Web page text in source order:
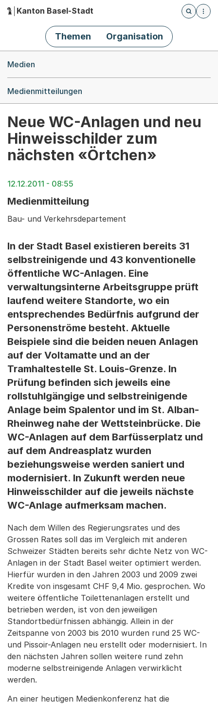
Hauptnavigation
Kanton Basel-Stadt
Öffnet
Themen Organisation
Medien
Medienmitteilungen
Neue WC-Anlagen und neu
Hinweisschilder zum
nächsten «Örtchen»
12.12.2011 - 08:55
Medienmitteilung
Bau- und Verkehrsdepartement
In der Stadt Basel existieren bereits 31
selbstreinigende und 43 konventionelle
öffentliche WC-Anlagen. Eine
verwaltungsinterne Arbeitsgruppe prüft
laufend weitere Standorte, wo ein
entsprechendes Bedürfnis aufgrund der
Personenströme besteht. Aktuelle
Beispiele sind die beiden neuen Anlagen
auf der Voltamatte und an der
Tramhaltestelle St. Louis-Grenze. In
Prüfung befinden sich jeweils eine
rollstuhlgängige und selbstreinigende
Anlage beim Spalentor und im St. Alban-
Rheinweg nahe der Wettsteinbrücke. Die
WC-Anlagen auf dem Barfüsserplatz und
auf dem Andreasplatz wurden
beziehungsweise werden saniert und
modernisiert. In Zukunft werden neue
Hinweisschilder auf die jeweils nächste
WC-Anlage aufmerksam machen.
Nach dem Willen des Regierungsrates und des
Grossen Rates soll das im Vergleich mit anderen
Schweizer Städten bereits sehr dichte Netz von WC-
Anlagen in der Stadt Basel weiter optimiert werden.
Hierfür wurden in den Jahren 2003 und 2009 zwei
Kredite von insgesamt CHF 9,4 Mio. gesprochen. Wo
weitere öffentliche Toilettenanlagen erstellt und
betrieben werden, ist von den jeweiligen
Standortbedürfnissen abhängig. Allein in der
Zeitspanne von 2003 bis 2010 wurden rund 25 WC-
und Pissoir-Anlagen neu erstellt oder modernisiert. In
den nächsten Jahren sollen weitere rund zehn
moderne selbstreinigende Anlagen verwirklicht
werden.
An einer heutigen Medienkonferenz hat die